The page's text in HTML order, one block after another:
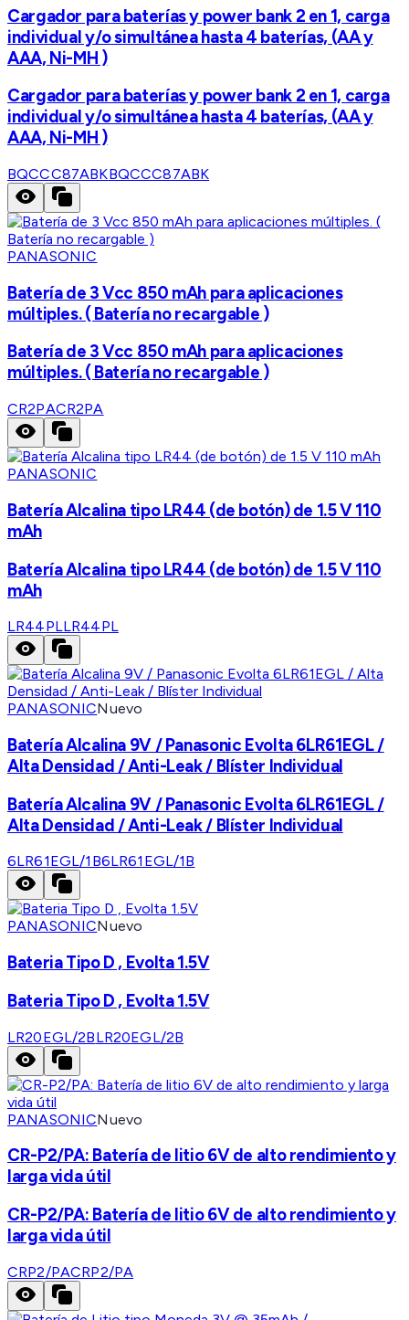
Cargador para baterías y power bank 2 en 1, carga
individual y/o simultánea hasta 4 baterías, (AA y
AAA, Ni-MH )
Cargador para baterías y power bank 2 en 1, carga
individual y/o simultánea hasta 4 baterías, (AA y
AAA, Ni-MH )
BQCCC87ABKBQCCC87ABK
PANASONIC
Batería de 3 Vcc 850 mAh para aplicaciones
múltiples. ( Batería no recargable )
Batería de 3 Vcc 850 mAh para aplicaciones
múltiples. ( Batería no recargable )
CR2PACR2PA
PANASONIC
Batería Alcalina tipo LR44 (de botón) de 1.5 V 110
mAh
Batería Alcalina tipo LR44 (de botón) de 1.5 V 110
mAh
LR44PLLR44PL
PANASONICNuevo
Batería Alcalina 9V / Panasonic Evolta 6LR61EGL /
Alta Densidad / Anti-Leak / Blíster Individual
Batería Alcalina 9V / Panasonic Evolta 6LR61EGL /
Alta Densidad / Anti-Leak / Blíster Individual
6LR61EGL/1B6LR61EGL/1B
PANASONICNuevo
Bateria Tipo D , Evolta 1.5V
Bateria Tipo D , Evolta 1.5V
LR20EGL/2BLR20EGL/2B
PANASONICNuevo
CR-P2/PA: Batería de litio 6V de alto rendimiento y
larga vida útil
CR-P2/PA: Batería de litio 6V de alto rendimiento y
larga vida útil
CRP2/PACRP2/PA